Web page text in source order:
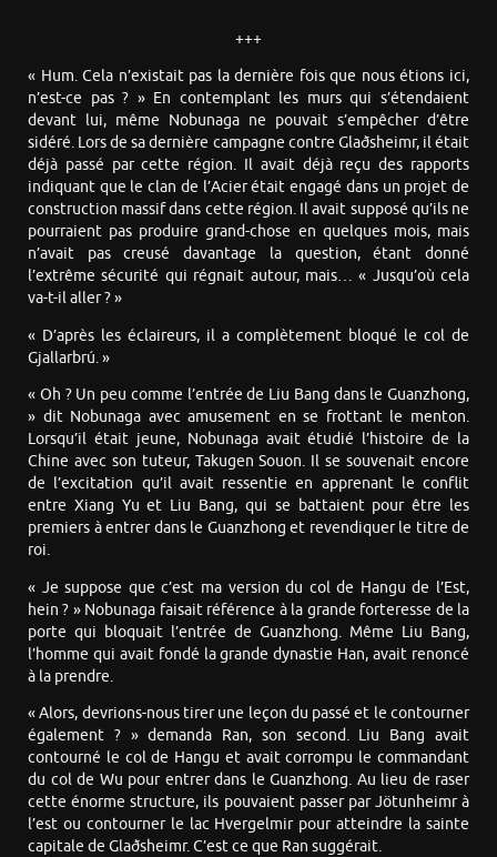
+++
« Hum. Cela n’existait pas la dernière fois que nous étions ici,
n’est-ce pas ? » En contemplant les murs qui s’étendaient
devant lui, même Nobunaga ne pouvait s’empêcher d’être
sidéré. Lors de sa dernière campagne contre Glaðsheimr, il était
déjà passé par cette région. Il avait déjà reçu des rapports
indiquant que le clan de l’Acier était engagé dans un projet de
construction massif dans cette région. Il avait supposé qu’ils ne
pourraient pas produire grand-chose en quelques mois, mais
n’avait pas creusé davantage la question, étant donné
l’extrême sécurité qui régnait autour, mais… « Jusqu’où cela
va-t-il aller ? »
« D’après les éclaireurs, il a complètement bloqué le col de
Gjallarbrú. »
« Oh ? Un peu comme l’entrée de Liu Bang dans le Guanzhong,
» dit Nobunaga avec amusement en se frottant le menton.
Lorsqu’il était jeune, Nobunaga avait étudié l’histoire de la
Chine avec son tuteur, Takugen Souon. Il se souvenait encore
de l’excitation qu’il avait ressentie en apprenant le conflit
entre Xiang Yu et Liu Bang, qui se battaient pour être les
premiers à entrer dans le Guanzhong et revendiquer le titre de
roi.
« Je suppose que c’est ma version du col de Hangu de l’Est,
hein ? » Nobunaga faisait référence à la grande forteresse de la
porte qui bloquait l’entrée de Guanzhong. Même Liu Bang,
l’homme qui avait fondé la grande dynastie Han, avait renoncé
à la prendre.
« Alors, devrions-nous tirer une leçon du passé et le contourner
également ? » demanda Ran, son second. Liu Bang avait
contourné le col de Hangu et avait corrompu le commandant
du col de Wu pour entrer dans le Guanzhong. Au lieu de raser
cette énorme structure, ils pouvaient passer par Jötunheimr à
l’est ou contourner le lac Hvergelmir pour atteindre la sainte
capitale de Glaðsheimr. C’est ce que Ran suggérait.